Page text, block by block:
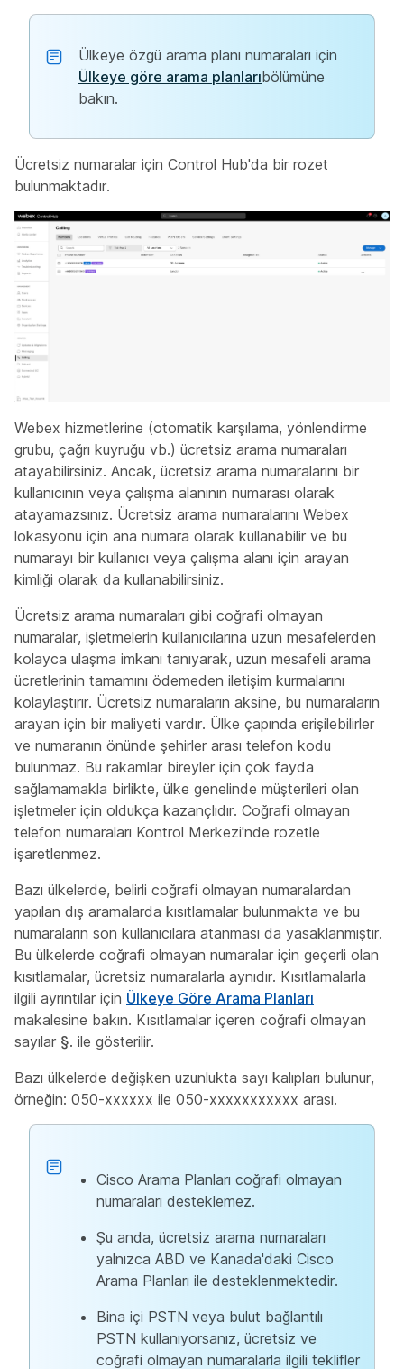
Ülkeye özgü arama planı numaraları için
Ülkeye göre arama planlarıbölümüne
bakın.
Ücretsiz numaralar için Control Hub'da bir rozet
bulunmaktadır.
Webex hizmetlerine (otomatik karşılama, yönlendirme
grubu, çağrı kuyruğu vb.) ücretsiz arama numaraları
atayabilirsiniz. Ancak, ücretsiz arama numaralarını bir
kullanıcının veya çalışma alanının numarası olarak
atayamazsınız. Ücretsiz arama numaralarını Webex
lokasyonu için ana numara olarak kullanabilir ve bu
numarayı bir kullanıcı veya çalışma alanı için arayan
kimliği olarak da kullanabilirsiniz.
Ücretsiz arama numaraları gibi coğrafi olmayan
numaralar, işletmelerin kullanıcılarına uzun mesafelerden
kolayca ulaşma imkanı tanıyarak, uzun mesafeli arama
ücretlerinin tamamını ödemeden iletişim kurmalarını
kolaylaştırır. Ücretsiz numaraların aksine, bu numaraların
arayan için bir maliyeti vardır. Ülke çapında erişilebilirler
ve numaranın önünde şehirler arası telefon kodu
bulunmaz. Bu rakamlar bireyler için çok fayda
sağlamamakla birlikte, ülke genelinde müşterileri olan
işletmeler için oldukça kazançlıdır. Coğrafi olmayan
telefon numaraları Kontrol Merkezi'nde rozetle
işaretlenmez.
Bazı ülkelerde, belirli coğrafi olmayan numaralardan
yapılan dış aramalarda kısıtlamalar bulunmakta ve bu
numaraların son kullanıcılara atanması da yasaklanmıştır.
Bu ülkelerde coğrafi olmayan numaralar için geçerli olan
kısıtlamalar, ücretsiz numaralarla aynıdır. Kısıtlamalarla
ilgili ayrıntılar için Ülkeye Göre Arama Planları
makalesine bakın. Kısıtlamalar içeren coğrafi olmayan
sayılar §. ile gösterilir.
Bazı ülkelerde değişken uzunlukta sayı kalıpları bulunur,
örneğin: 050-xxxxxx ile 050-xxxxxxxxxxx arası.
Cisco Arama Planları coğrafi olmayan
numaraları desteklemez.
Şu anda, ücretsiz arama numaraları
yalnızca ABD ve Kanada'daki Cisco
Arama Planları ile desteklenmektedir.
Bina içi PSTN veya bulut bağlantılı
PSTN kullanıyorsanız, ücretsiz ve
coğrafi olmayan numaralarla ilgili teklifler